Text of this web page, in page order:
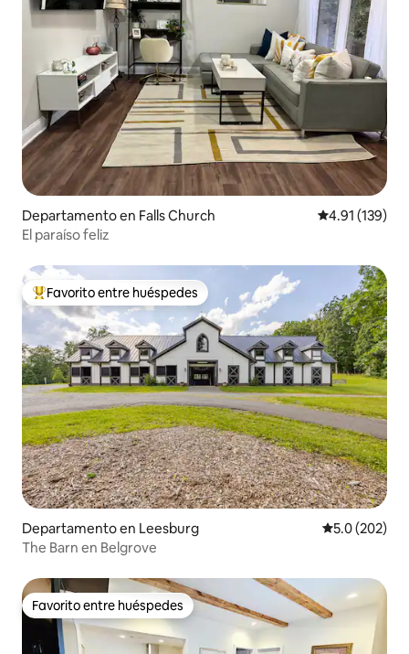
Departamento en Falls Church Calificación
4.91 (139)
El paraíso feliz
De los mejores en Favorito entre huéspedes
Favorito entre huéspedes
Departamento en Leesburg Calificación
5.0 (202)
The Barn en Belgrove
Favorito entre huéspedes
Favorito entre huéspedes